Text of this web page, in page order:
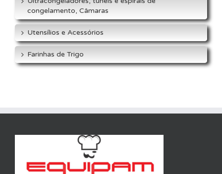
congelamento, Câmaras
Utensílios e Acessórios
Farinhas de Trigo